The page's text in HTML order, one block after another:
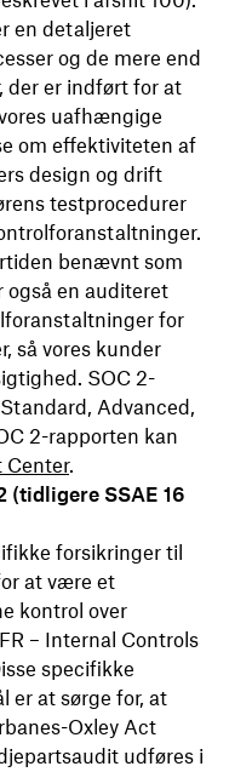
en detaljeret
og de mere end
der er indført for at
uafhængige
om effektiviteten af
design og drift
testprocedurer
benævnt som
også en auditeret
for
så vores kunder
SOC 2-
Advanced,
2-rapporten kan
Center.
(tidligere SSAE 16
forsikringer til
at være et
kontrol over
– Internal Controls
specifikke
er at sørge for, at
Oxley Act
udføres i